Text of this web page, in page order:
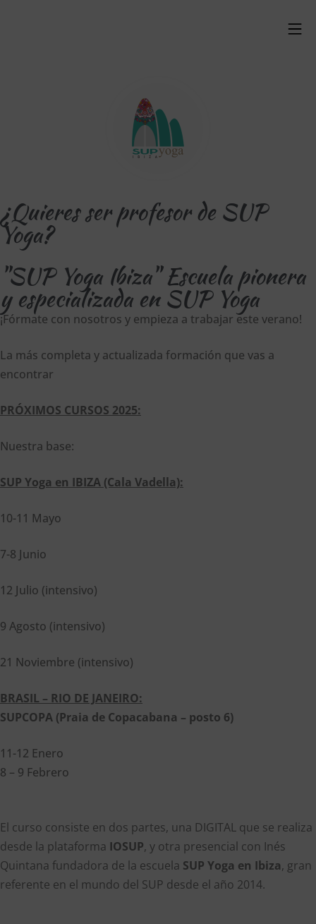
¿Quieres ser profesor de SUP
Yoga?
"SUP Yoga Ibiza" Escuela pionera
y especializada en SUP Yoga
¡Fórmate con nosotros y empieza a trabajar este verano!
La más completa y actualizada formación que vas a
encontrar
PRÓXIMOS CURSOS 2025:
Nuestra base:
SUP Yoga en IBIZA (Cala Vadella):
10-11 Mayo
7-8 Junio
12 Julio (intensivo)
9 Agosto (intensivo)
21 Noviembre (intensivo)
BRASIL – RIO DE JANEIRO:
SUPCOPA (Praia de Copacabana – posto 6)
11-12 Enero
8 – 9 Febrero
El curso consiste en dos partes, una DIGITAL que se realiza
desde la plataforma IOSUP, y otra presencial con Inés
Quintana fundadora de la escuela SUP Yoga en Ibiza, gran
referente en el mundo del SUP desde el año 2014.